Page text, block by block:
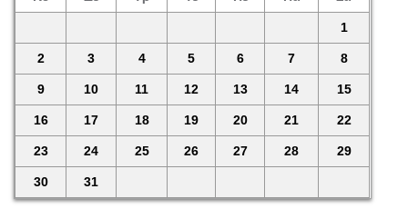
1
2 3 4 5 6 7 8
9 10 11 12 13 14 15
16 17 18 19 20 21 22
23 24 25 26 27 28 29
30 31